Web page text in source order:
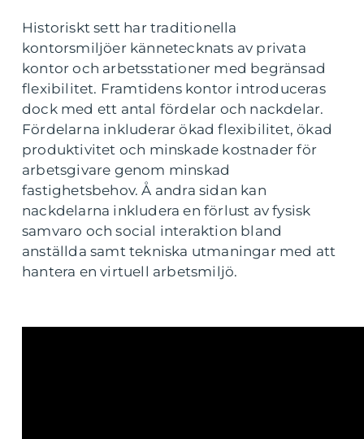
Historiskt sett har traditionella
kontorsmiljöer kännetecknats av privata
kontor och arbetsstationer med begränsad
flexibilitet. Framtidens kontor introduceras
dock med ett antal fördelar och nackdelar.
Fördelarna inkluderar ökad flexibilitet, ökad
produktivitet och minskade kostnader för
arbetsgivare genom minskad
fastighetsbehov. Å andra sidan kan
nackdelarna inkludera en förlust av fysisk
samvaro och social interaktion bland
anställda samt tekniska utmaningar med att
hantera en virtuell arbetsmiljö.